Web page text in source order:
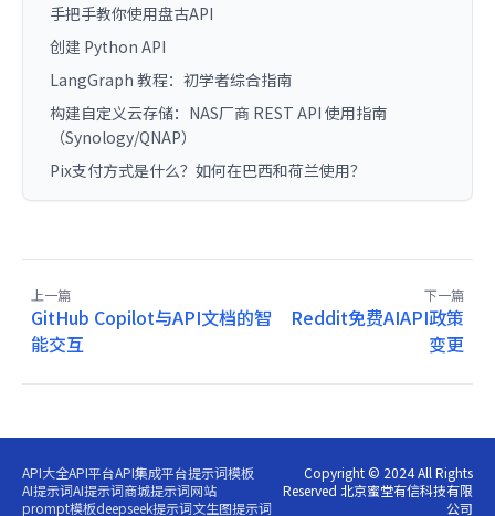
手把手教你使用盘古API
创建 Python API
LangGraph 教程：初学者综合指南
构建自定义云存储：NAS厂商 REST API 使用指南
（Synology/QNAP）
Pix支付方式是什么？如何在巴西和荷兰使用？
上一篇
GitHub Copilot与API文档的智
能交互
下一篇
Reddit免费AIAPI政策
变更
API大全API平台API集成平台提示词模板
AI提示词AI提示词商城提示词网站
prompt模板deepseek提示词文生图提示词
Copyright © 2024 All Rights
Reserved 北京蜜堂有信科技有限
公司